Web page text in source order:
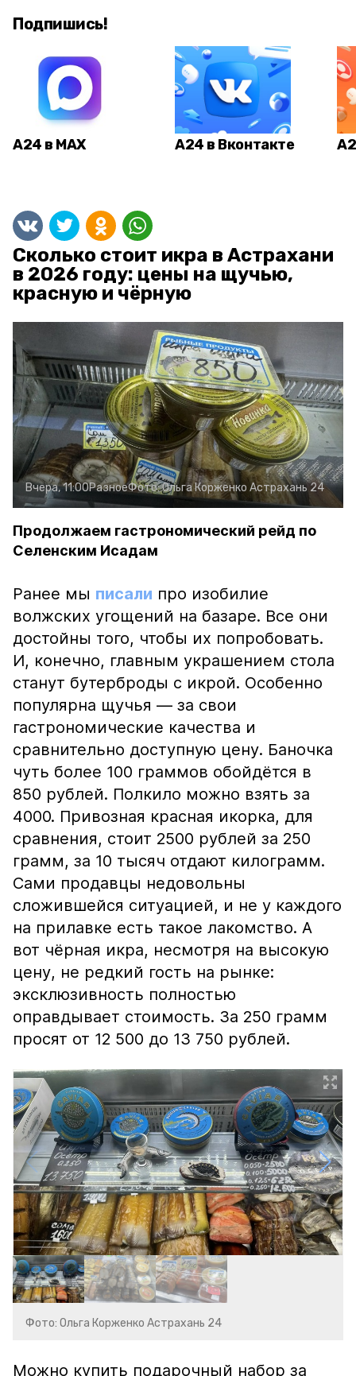
Подпишись!
А24 в MAX А24 в Вконтакте
Сколько стоит икра в Астрахани
в 2026 году: цены на щучью,
красную и чёрную
Вчера, 11:00РазноеФото:Ольга Корженко Астрахань 24
Продолжаем гастрономический рейд по
Селенским Исадам
Ранее мы писали про изобилие
волжских угощений на базаре. Все они
достойны того, чтобы их попробовать.
И, конечно, главным украшением стола
станут бутерброды с икрой. Особенно
популярна щучья — за свои
гастрономические качества и
сравнительно доступную цену. Баночка
чуть более 100 граммов обойдётся в
850 рублей. Полкило можно взять за
4000. Привозная красная икорка, для
сравнения, стоит 2500 рублей за 250
грамм, за 10 тысяч отдают килограмм.
Сами продавцы недовольны
сложившейся ситуацией, и не у каждого
на прилавке есть такое лакомство. А
вот чёрная икра, несмотря на высокую
цену, не редкий гость на рынке:
эксклюзивность полностью
оправдывает стоимость. За 250 грамм
просят от 12 500 до 13 750 рублей.
Фото: Ольга Корженко Астрахань 24
Можно купить подарочный набор за